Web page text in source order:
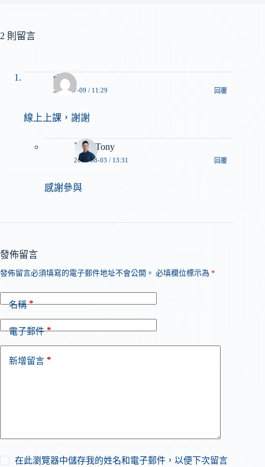
2 則留言
skye
2024-07-09 / 11:29 回覆
線上上課，謝謝
東尼 Tony
2024-08-03 / 13:31 回覆
感謝參與
發佈留言
發佈留言必須填寫的電子郵件地址不會公開。 必填欄位標示為 *
名稱*
電子郵件*
新增留言 *
在此瀏覽器中儲存我的姓名和電子郵件，以便下次留言